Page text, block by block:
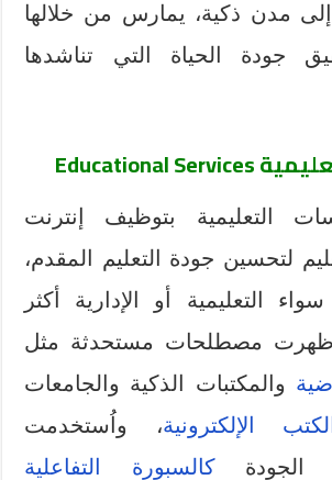
إلى مدن ذكية، يمارس من خلالها
جودة الحياة التي تناشدها
Educational Services
التعليمية بتوظيف إنترنت
لتحسين جودة التعليم المقدم،
التعليمية أو الإدارية أكثر
ظهرت مصطلحات مستحدثة مثل
والمكتبات الذكية والجامعات
الكتب الإلكترونية، واُستخدمت
الجودةكالسبورة التفاعلية